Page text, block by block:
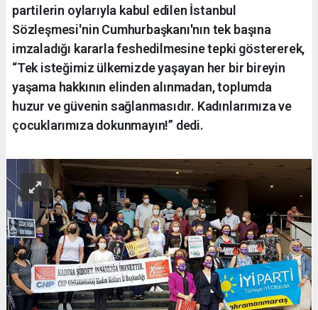
partilerin oylarıyla kabul edilen İstanbul
Sözleşmesi'nin Cumhurbaşkanı'nın tek başına
imzaladığı kararla feshedilmesine tepki göstererek,
“Tek isteğimiz ülkemizde yaşayan her bir bireyin
yaşama hakkının elinden alınmadan, toplumda
huzur ve güvenin sağlanmasıdır. Kadınlarımıza ve
çocuklarımıza dokunmayın!” dedi.